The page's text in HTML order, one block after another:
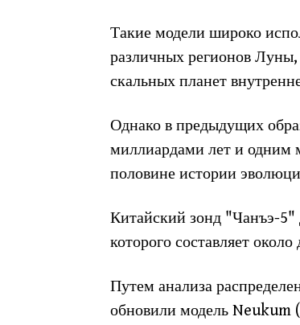
Такие модели широко
различных регионов
скальных планет
Однако в предыдущих
миллиардами лет и одним
половине истории
Китайский зонд "Чанъэ-5"
которого составляет
Путем анализа
обновили модель Neukum